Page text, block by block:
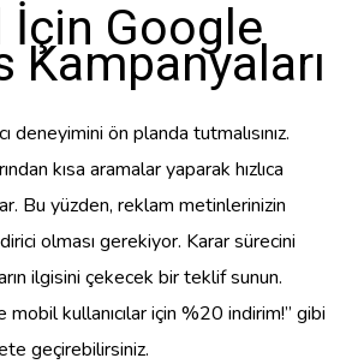
İçin Google
Kampanyaları
deneyimini ön planda tutmalısınız.
kısa aramalar yaparak hızlıca
Bu yüzden, reklam metinlerinizin
olması gerekiyor. Karar sürecini
ilgisini çekecek bir teklif sunun.
kullanıcılar için %20 indirim!” gibi
geçirebilirsiniz.